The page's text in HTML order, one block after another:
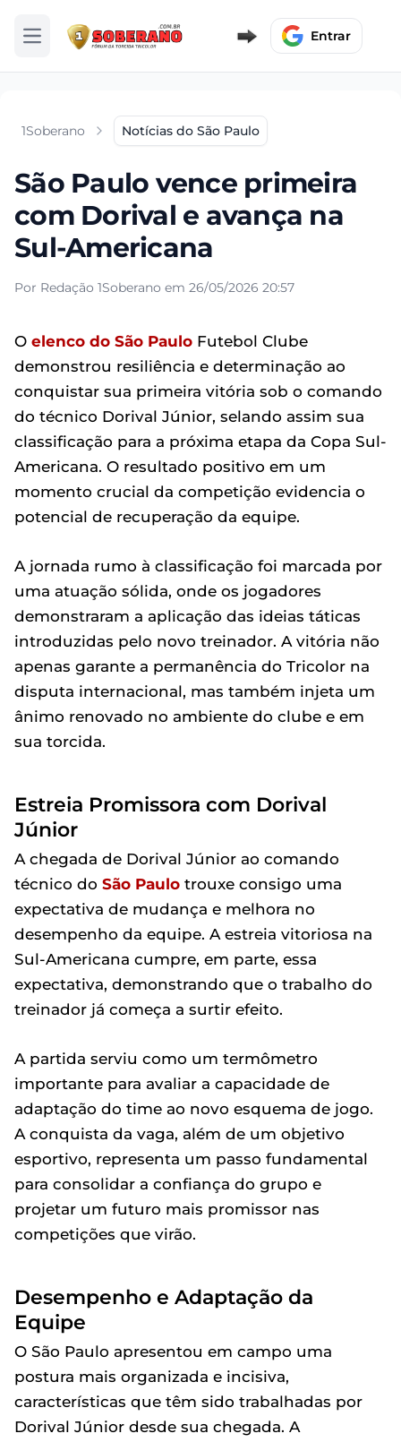
Abrir menu Entrar
1Soberano Notícias do São Paulo
São Paulo vence primeira
com Dorival e avança na
Sul-Americana
Por Redação 1Soberano em 26/05/2026 20:57
O elenco do São Paulo Futebol Clube
demonstrou resiliência e determinação ao
conquistar sua primeira vitória sob o comando
do técnico Dorival Júnior, selando assim sua
classificação para a próxima etapa da Copa Sul-
Americana. O resultado positivo em um
momento crucial da competição evidencia o
potencial de recuperação da equipe.
A jornada rumo à classificação foi marcada por
uma atuação sólida, onde os jogadores
demonstraram a aplicação das ideias táticas
introduzidas pelo novo treinador. A vitória não
apenas garante a permanência do Tricolor na
disputa internacional, mas também injeta um
ânimo renovado no ambiente do clube e em
sua torcida.
Estreia Promissora com Dorival
Júnior
A chegada de Dorival Júnior ao comando
técnico do São Paulo trouxe consigo uma
expectativa de mudança e melhora no
desempenho da equipe. A estreia vitoriosa na
Sul-Americana cumpre, em parte, essa
expectativa, demonstrando que o trabalho do
treinador já começa a surtir efeito.
A partida serviu como um termômetro
importante para avaliar a capacidade de
adaptação do time ao novo esquema de jogo.
A conquista da vaga, além de um objetivo
esportivo, representa um passo fundamental
para consolidar a confiança do grupo e
projetar um futuro mais promissor nas
competições que virão.
Desempenho e Adaptação da
Equipe
O São Paulo apresentou em campo uma
postura mais organizada e incisiva,
características que têm sido trabalhadas por
Dorival Júnior desde sua chegada. A